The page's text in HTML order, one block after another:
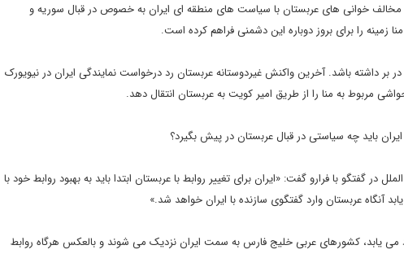
مخالف خوانی های عربستان با سیاست های منطقه ای ایران به خصوص در قبال سوریه و
را برای بروز دوباره این دشمنی فراهم کرده است.
داشته باشد. آخرین واکنش غیردوستانه عربستان رد درخواست نمایندگی ایران در نیویورک
مربوط به منا را از طریق امیر کویت به عربستان انتقال دهد.
باید چه سیاستی در قبال عربستان در پیش بگیرد؟
در گفتگو با فرارو گفت: «ایران برای تغییر روابط با عربستان ابتدا باید به بهبود روابط خود با
آنگاه عربستان وارد گفتگوی سازنده با ایران خواهد شد.»
می یابد، کشورهای عربی خلیج فارس به سمت ایران نزدیک می شوند و بالعکس هرگاه روابط